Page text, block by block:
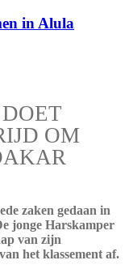
in Alula
OM
zaken gedaan in
jonge Harskamper
van zijn
het klassement af.